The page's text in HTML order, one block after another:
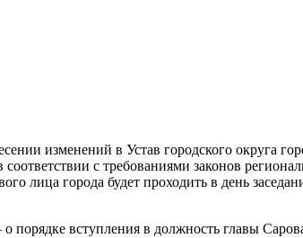
изменений в Устав городского округа
с требованиями законов
лица города будет проходить в день
порядке вступления в должность главы